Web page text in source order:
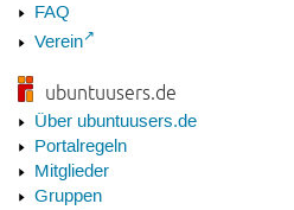
FAQ
Verein
ubuntuusers.de
Über ubuntuusers.de
Portalregeln
Mitglieder
Gruppen